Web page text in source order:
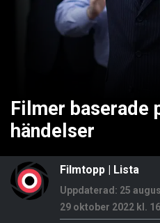
Filmer baserade
händelser
Filmtopp | Lista
Uppdaterad: 25
29 oktober 2022 kl.